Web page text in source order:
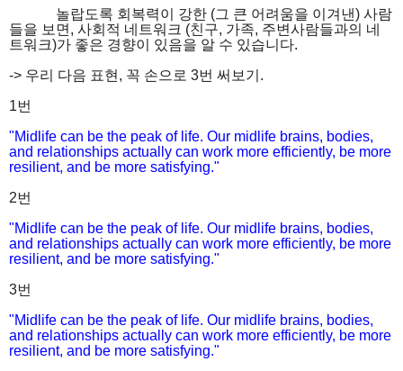
놀랍도록 회복력이 강한 (그 큰 어려움을 이겨낸) 사람
들을 보면, 사회적 네트워크 (친구, 가족, 주변사람들과의 네
트워크)가 좋은 경향이 있음을 알 수 있습니다.
-> 우리 다음 표현, 꼭 손으로 3번 써보기.
1번
"Midlife can be the peak of life. Our midlife brains, bodies,
and relationships actually can work more efficiently, be more
resilient, and be more satisfying."
2번
"Midlife can be the peak of life. Our midlife brains, bodies,
and relationships actually can work more efficiently, be more
resilient, and be more satisfying."
3번
"Midlife can be the peak of life. Our midlife brains, bodies,
and relationships actually can work more efficiently, be more
resilient, and be more satisfying."